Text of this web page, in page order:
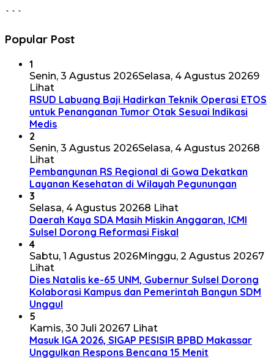
```
Popular Post
1
Senin, 3 Agustus 2026Selasa, 4 Agustus 20269
Lihat
RSUD Labuang Baji Hadirkan Teknik Operasi ETOS
untuk Penanganan Tumor Otak Sesuai Indikasi
Medis
2
Senin, 3 Agustus 2026Selasa, 4 Agustus 20268
Lihat
Pembangunan RS Regional di Gowa Dekatkan
Layanan Kesehatan di Wilayah Pegunungan
3
Selasa, 4 Agustus 20268 Lihat
Daerah Kaya SDA Masih Miskin Anggaran, ICMI
Sulsel Dorong Reformasi Fiskal
4
Sabtu, 1 Agustus 2026Minggu, 2 Agustus 20267
Lihat
Dies Natalis ke-65 UNM, Gubernur Sulsel Dorong
Kolaborasi Kampus dan Pemerintah Bangun SDM
Unggul
5
Kamis, 30 Juli 20267 Lihat
Masuk IGA 2026, SIGAP PESISIR BPBD Makassar
Unggulkan Respons Bencana 15 Menit